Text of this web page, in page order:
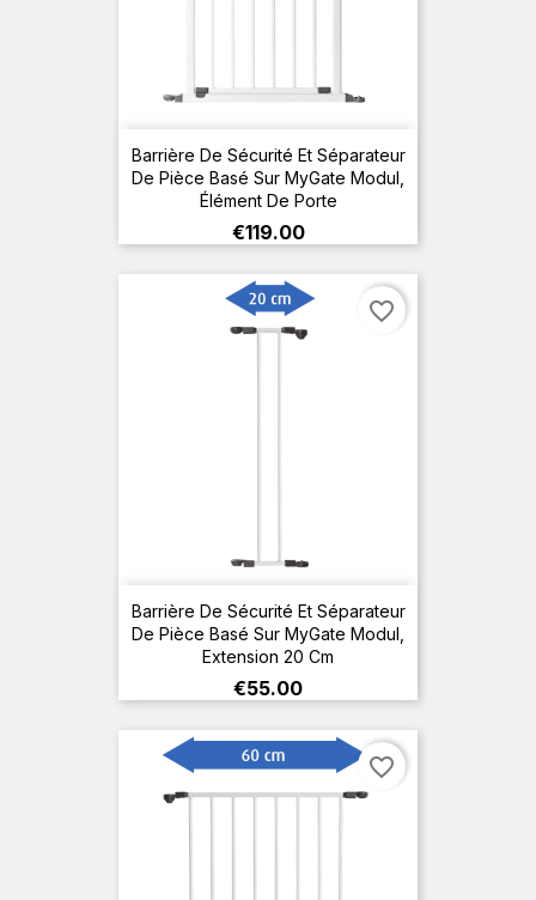
Barrière De Sécurité Et Séparateur
De Pièce Basé Sur MyGate Modul,
Élément De Porte
Price
€119.00
Barrière De Sécurité Et Séparateur
De Pièce Basé Sur MyGate Modul,
Extension 20 Cm
Price
€55.00
favorite_border
favorite_border